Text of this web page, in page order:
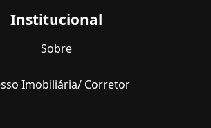
Institucional
Sobre
Imobiliária/ Corretor